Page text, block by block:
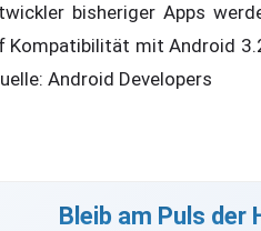
bisheriger Apps
Kompatibilität mit Android
Android Developers
Bleib am Puls der